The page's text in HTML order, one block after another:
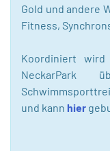
Gold und andere
Fitness,
Koordiniert wird
NeckarPark
und kann hier